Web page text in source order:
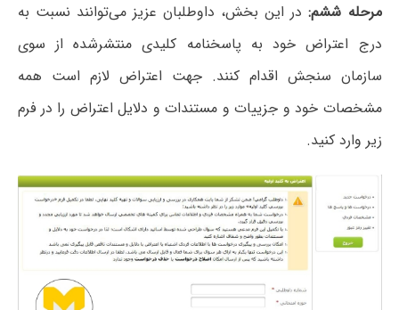
مرحله ششم:در این بخش، داوطلبان عزیز می‌توانند نسبت به
درج اعتراض خود به پاسخنامه کلیدی منتشرشده از سوی
سازمان سنجش اقدام کنند. جهت اعتراض لازم است همه
مشخصات خود و جزییات و مستندات و دلایل اعتراض را در فرم
زیر وارد کنید.